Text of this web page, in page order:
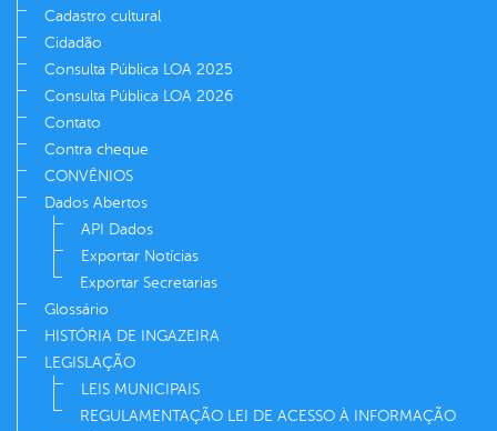
Cadastro cultural
Cidadão
Consulta Pública LOA 2025
Consulta Pública LOA 2026
Contato
Contra cheque
CONVÊNIOS
Dados Abertos
API Dados
Exportar Notícias
Exportar Secretarias
Glossário
HISTÓRIA DE INGAZEIRA
LEGISLAÇÃO
LEIS MUNICIPAIS
REGULAMENTAÇÃO LEI DE ACESSO À INFORMAÇÃO